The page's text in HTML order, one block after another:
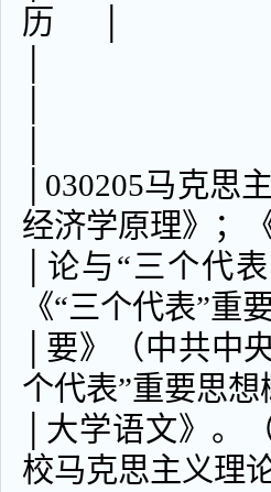
历 │
│ │ │个
│030205马克
经济学原理》；
│论与“三个代
《“三个代表”重
│要》（中共中
个代表”重要思想
│大学语文》。
校马克思主义理